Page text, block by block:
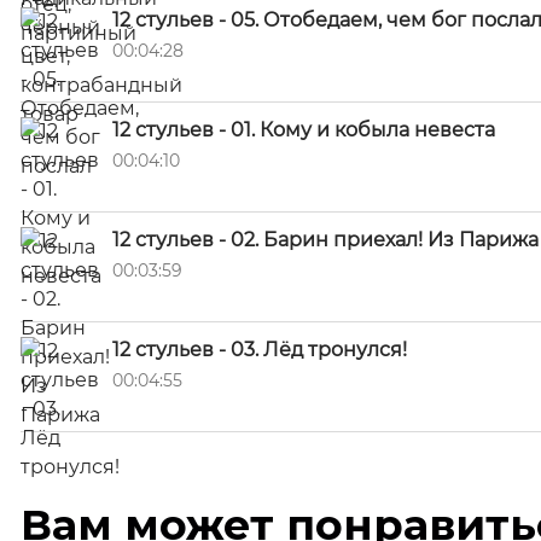
12 стульев - 05. Отобедаем, чем бог послал
00:04:28
12 стульев - 01. Кому и кобыла невеста
00:04:10
12 стульев - 02. Барин приехал! Из Парижа
00:03:59
12 стульев - 03. Лёд тронулся!
00:04:55
Вам может